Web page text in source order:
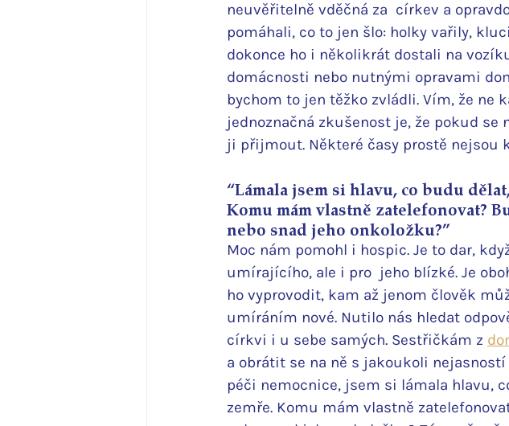
neuvěřitelně vděčná za  církev a
pomáhali, co to jen šlo: holky vařily,
dokonce ho i několikrát dostali na
domácnosti nebo nutnými opravami
bychom to jen těžko zvládli. Vím, že ne
jednoznačná zkušenost je, že pokud
ji přijmout. Některé časy prostě nejsou
“Lámala jsem si hlavu, co budu
Komu mám vlastně zatelefonovat?
nebo snad jeho onkoložku?”
Moc nám pomohl i hospic. Je to dar,
umírajícího, ale i pro  jeho blízké. Je
ho vyprovodit, kam až jenom člověk
umíráním nové. Nutilo nás hledat
církvi i u sebe samých. Sestřičkám z
a obrátit se na ně s jakoukoli
péči nemocnice, jsem si lámala hlavu,
zemře. Komu mám vlastně